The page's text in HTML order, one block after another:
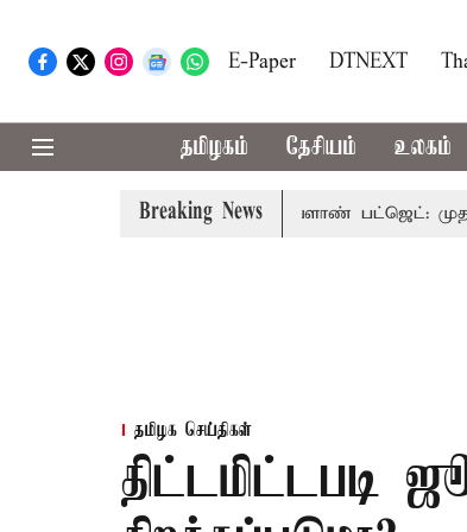
E-Paper DTNEXT
தமிழகம் தேசியம் உலகம்
Breaking News
பார்வையுடன் கூடிய வேளாண் பட்ஜெட்: முதல்-
தமிழக செய்திகள்
திட்டமிட்டபடி